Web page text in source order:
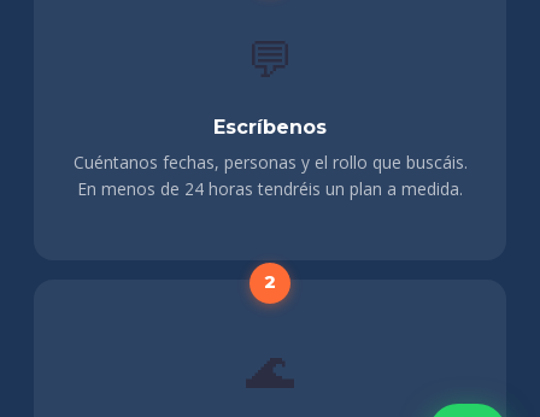
💬
Escríbenos
Cuéntanos fechas, personas y el rollo que buscáis.
En menos de 24 horas tendréis un plan a medida.
🌊